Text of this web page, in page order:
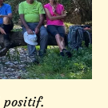
positif.